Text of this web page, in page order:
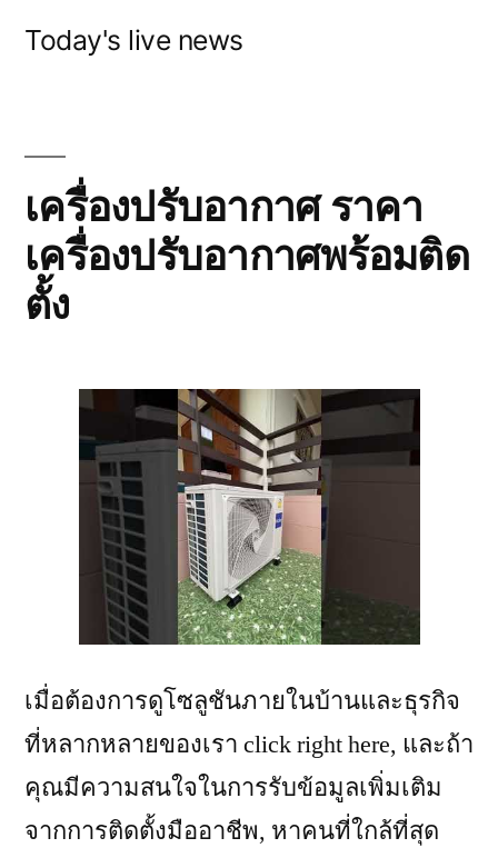
Today's live news
เครื่องปรับอากาศ ราคา
เครื่องปรับอากาศพร้อมติด
ตั้ง
เมื่อต้องการดูโซลูชันภายในบ้านและธุรกิจ
ที่หลากหลายของเรา click right here, และถ้า
คุณมีความสนใจในการรับข้อมูลเพิ่มเติม
จากการติดตั้งมืออาชีพ, หาคนที่ใกล้ที่สุด